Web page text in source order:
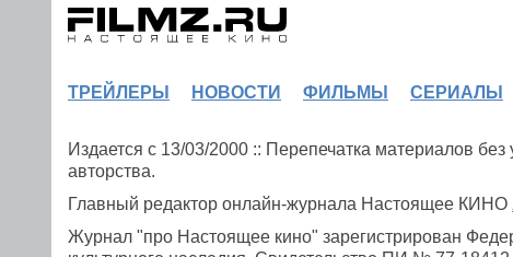
ТРЕЙЛЕРЫ НОВОСТИ ФИЛЬМЫ СЕРИАЛЫ
Издается с 13/03/2000 :: Перепечатка материалов
авторства.
Главный редактор онлайн-журнала Настоящее КИНО
Журнал "про Настоящее кино" зарегистрирован